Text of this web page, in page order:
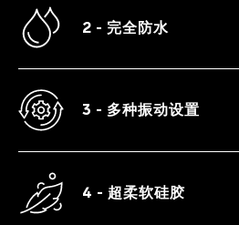
2 - 完全防水
BILLY™ 2是100%防
3 - 多种振动设置
8种振动设置使功能增
4 - 超柔软硅胶